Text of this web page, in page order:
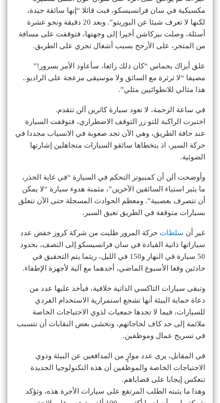
مكسيكية في سان فرانسيسكو، فبت قائلا “إنها سائقة جيدة،
لكنها لا تعرف شيئا عن البوريتو”. وبعد 20 دقيقة ونحو عشرة
أسئلة، وصلت بيركاشن أخيرا إلى وجهتها، فتوقفت على مسافة
من المتجر، على الأرجح بسبب أشغال تجري على الطريق.
علق أيزاك بحماس “كان ذلك رائعا، سأعاود الأمر بسرور!”
مضيفا “لا ثرثرة مع السائق ولا موسيقى مزعجة على الراديو..
هذا مثالي للانطوائيين مثلي”.
في ساعة الزحمة، لا تعود سيارة كاثرين آلن تتقدم.
اختبرت الراكبة للتو زر التوقف الاضطراري، فتوقفت السيارة
عند حافة الطريق، وهي الآن تجد صعوبة في الانسياب مجددا في
حركة السير، اذ يتخطاها سائقو السيارات متجاهلين إشارتها
الضوئية.
وأوضحت آلن أن كمبيوتر التحكم في السيارة “في غاية الحذر،
ما يثير استياء السائقين الآخرين”، مثمنة هدوء سيارة “لا يمكن
أن تتصرف بعصبية”. ومعظم الحوادث المسجلة حتى الآن تتعلق
بسيارات متوقفة في الطريق تعيق السير.
غير أن سلطات حركة المرور طلبت من شركة كروز خفض عدد
سياراتها ذاتية القيادة في سان فرانسيسكو إلى النصف، بحدود
50 سيارة في النهار و150 في الليل، ريثما يتم التحقيق في
حادثين وقعا الأسبوع الماضي، أحدهما مع آلية لأجهزة الإطفاء.
وتبقى سيارات التاكسي الذاتية خلافية، فيأخذ عليها عدد من
دعاة حماية البيئة أنها تشجع استمرارية الاستخدام الفردي
للسيارات، فيما لا تجدها جمعيات لذوي الاحتياجات الخاصة
ملائمة إلى حد كاف لحاجاتهم، وتخشى بعض النقابات أن تتسبب
في تسريح عمال وموظفين.
في المقابل، يرى عدد موازٍ من المدافعين عن البيئة وذوي
الاحتياجات الخاصة والموظفين أن هذه التكنولوجيا الجديدة
تنعكس إيجابا على قضاياهم.
وهذا ما يثبته الطلب المرتفع على سيارات الأجرة هذه، وتؤكد